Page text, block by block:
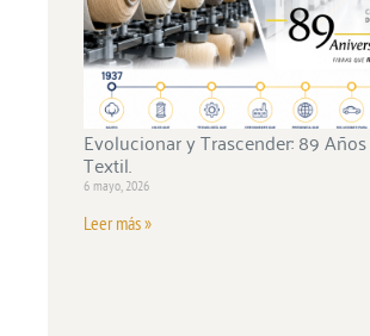
Evolucionar y Trascender: 89
Textil.
6 mayo, 2026
Leer más »